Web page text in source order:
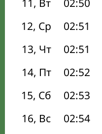
11, Вт
02:50
12, Ср
02:51
13, Чт
02:51
14, Пт
02:52
15, Сб
02:53
16, Вс
02:54